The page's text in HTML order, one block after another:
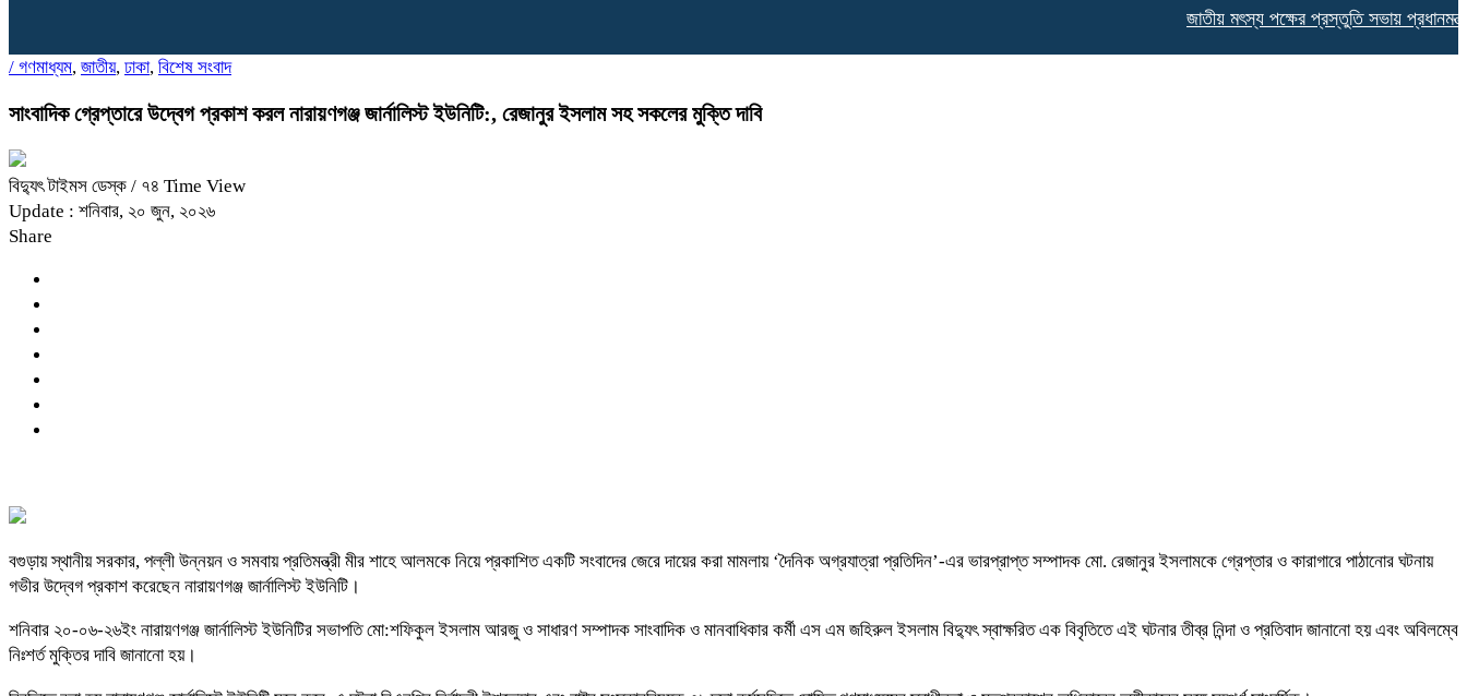
জাতীয় মৎস্য পক্ষের প্রস্তুতি সভায়
/ গণমাধ্যম, জাতীয়, ঢাকা, বিশেষ সংবাদ
সাংবাদিক গ্রেপ্তারে উদ্বেগ প্রকাশ করল নারায়ণগঞ্জ জার্নালিস্ট ইউনিটি:, রেজানুর ইসলাম সহ সকলের মুক্তি দাবি
বিদ্যুৎ টাইমস ডেস্ক / ৭৪ Time View
Update : শনিবার, ২০ জুন, ২০২৬
Share
বগুড়ায় স্থানীয় সরকার, পল্লী উন্নয়ন ও সমবায় প্রতিমন্ত্রী মীর শাহে আলমকে নিয়ে প্রকাশিত একটি সংবাদের জেরে দায়ের করা মামলায় ‘দৈনিক অগ্রযাত্রা প্রতিদিন’-এর ভারপ্রাপ্ত সম্পাদক মো. রেজানুর ইসলামকে গ্রেপ্তার ও কারাগারে পাঠানোর ঘটনায়
গভীর উদ্বেগ প্রকাশ করেছেন নারায়ণগঞ্জ জার্নালিস্ট ইউনিটি।
শনিবার ২০-০৬-২৬ইং নারায়ণগঞ্জ জার্নালিস্ট ইউনিটির সভাপতি মো:শফিকুল ইসলাম আরজু ও সাধারণ সম্পাদক সাংবাদিক ও মানবাধিকার কর্মী এস এম জহিরুল ইসলাম বিদ্যুৎ স্বাক্ষরিত এক বিবৃতিতে এই ঘটনার তীব্র নিন্দা ও প্রতিবাদ জানানো হয় এবং অবিলম্বে
নিঃশর্ত মুক্তির দাবি জানানো হয়।